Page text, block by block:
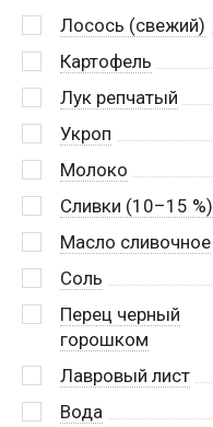
Лосось (свежий)
Картофель
Лук репчатый
Укроп
Молоко
Сливки (10–15 %)
Масло сливочное
Соль
Перец черный
горошком
Лавровый лист
Вода